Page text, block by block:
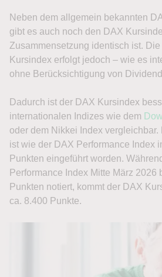
Neben dem allgemein bekannten
gibt es auch noch den DAX
Zusammensetzung identisch ist.
Kursindex erfolgt jedoch – wie es
ohne Berücksichtigung von
Dadurch ist der DAX Kursindex
internationalen Indizes wie dem
oder dem Nikkei Index
ist wie der DAX Performance Index
Punkten eingeführt worden.
Performance Index Mitte März 2026
Punkten notiert, kommt der DAX
ca. 8.400 Punkte.